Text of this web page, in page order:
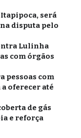
será
disputa pelo
Lulinha
com órgãos
pessoas com
oferecer até
de gás
e reforça